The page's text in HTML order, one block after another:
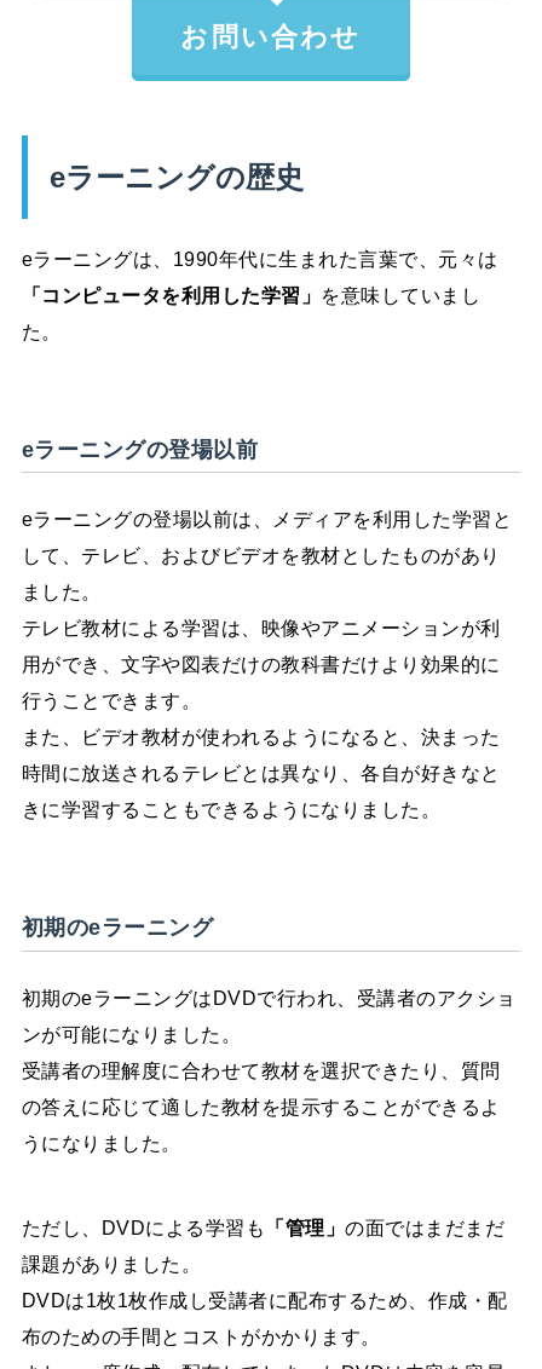
お問い合わせ
eラーニングの歴史
eラーニングは、1990年代に生まれた言葉で、元々は
「コンピュータを利用した学習」 を意味していまし
た。
eラーニングの登場以前
eラーニングの登場以前は、メディアを利用した学習と
して、テレビ、およびビデオを教材としたものがあり
ました。
テレビ教材による学習は、映像やアニメーションが利
用ができ、文字や図表だけの教科書だけより効果的に
行うことできます。
また、ビデオ教材が使われるようになると、決まった
時間に放送されるテレビとは異なり、各自が好きなと
きに学習することもできるようになりました。
初期のeラーニング
初期のeラーニングはDVDで行われ、受講者のアクショ
ンが可能になりました。
受講者の理解度に合わせて教材を選択できたり、質問
の答えに応じて適した教材を提示することができるよ
うになりました。
ただし、DVDによる学習も 「管理」の面ではまだまだ
課題がありました。
DVDは1枚1枚作成し受講者に配布するため、作成・配
布のための手間とコストがかかります。